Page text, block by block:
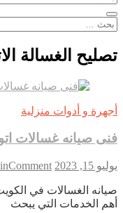
البحث
تصليح الغسالة
أجهرة و أدوات منزلية
فنى صيانه غسالات
يوليو 15, 2023 Comment
صيانه الغسالات في
أهم الخدمات التي يبحث